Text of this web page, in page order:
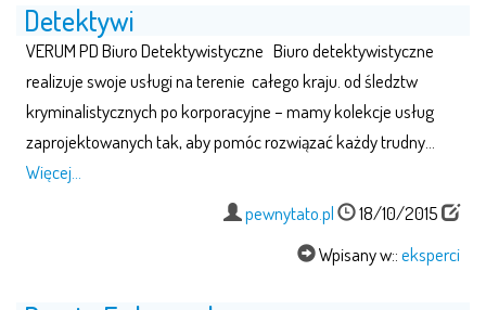
Detektywi
VERUM PD Biuro Detektywistyczne Biuro detektywistyczne
realizuje swoje usługi na terenie całego kraju. od śledztw
kryminalistycznych po korporacyjne – mamy kolekcje usług
zaprojektowanych tak, aby pomóc rozwiązać każdy trudny…
Więcej…
pewnytato.pl
18/10/2015
Wpisany w::eksperci